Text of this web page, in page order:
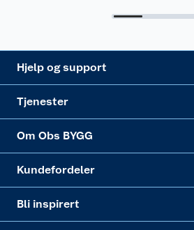
Hjelp og support
Tjenester
Om Obs BYGG
Kundefordeler
Bli inspirert